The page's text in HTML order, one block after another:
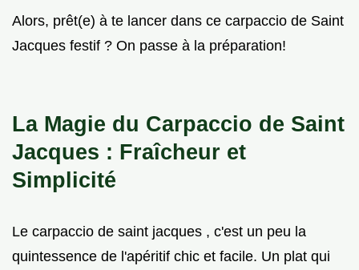
Alors, prêt(e) à te lancer dans ce carpaccio de Saint
Jacques festif ? On passe à la préparation!
La Magie du Carpaccio de Saint
Jacques : Fraîcheur et
Simplicité
Le carpaccio de saint jacques , c'est un peu la
quintessence de l'apéritif chic et facile. Un plat qui